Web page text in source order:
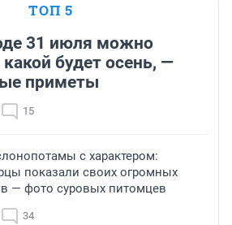
ТОП 5
31 июля можно
какой будет осень, —
приметы
15
с характером:
показали своих огромных
— фото суровых питомцев
34